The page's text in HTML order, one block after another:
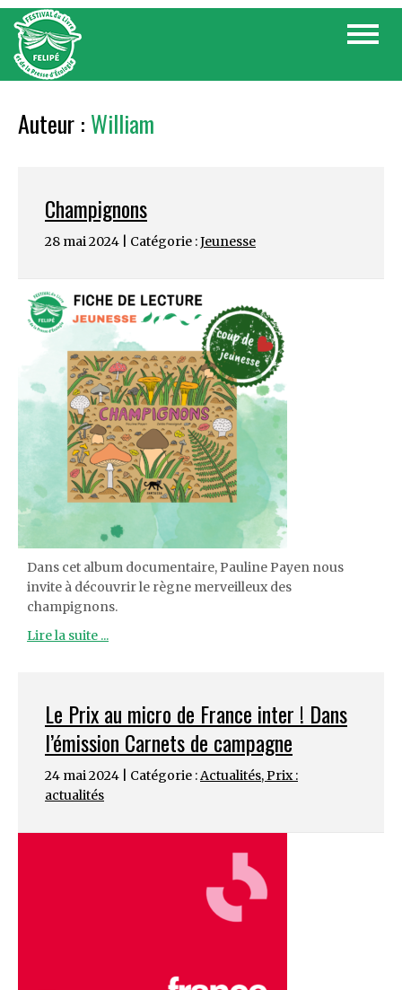
Skip
content
Toggle
Auteur : William
Champignons
28 mai 2024 | Catégorie :Jeunesse
Dans cet album documentaire, Pauline Payen nous
invite à découvrir le règne merveilleux des
champignons.
Lire la suite ...
Le Prix au micro de France inter ! Dans
l’émission Carnets de campagne
24 mai 2024 | Catégorie :Actualités,Prix :
actualités